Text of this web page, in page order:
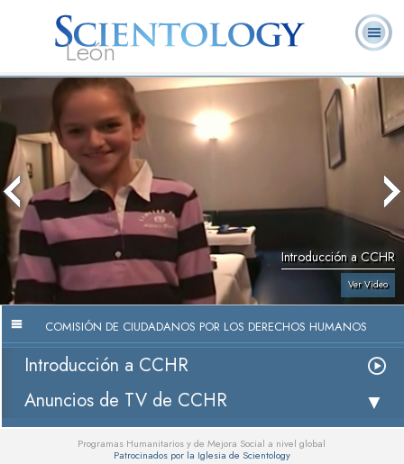
León
L. Ronald
Hubbard
¿Qué es
Scientology?
Ministros
Preguntas
Frecuentes
Libros
Introducción a CCHR
Ver Video
COMISIÓN DE CIUDADANOS POR LOS DERECHOS HUMANOS
Introducción a CCHR
Anuncios de TV de CCHR
Programas Humanitarios y de Mejora Social a nivel global
Patrocinados por la Iglesia de Scientology